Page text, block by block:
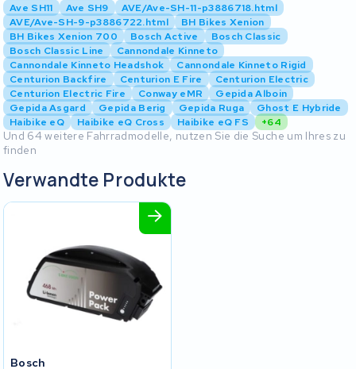
Ave SH11 Ave SH9
AVE/Ave-SH-11-p3886718.html
AVE/Ave-SH-9-p3886722.html
BH Bikes Xenion
BH Bikes Xenion 700
Bosch Active
Bosch Classic
Bosch Classic Line
Cannondale Kinneto
Cannondale Kinneto Headshok
Cannondale Kinneto Rigid
Centurion Backfire
Centurion E Fire
Centurion Electric
Centurion Electric Fire
Conway eMR
Gepida Alboin
Gepida Asgard
Gepida Berig Gepida Ruga
Ghost E Hybride
Haibike eQ
Haibike eQ Cross Haibike eQ FS +64
Und 64 weitere Fahrradmodelle, nutzen Sie die Suche um Ihres zu
finden
Verwandte Produkte
Bosch